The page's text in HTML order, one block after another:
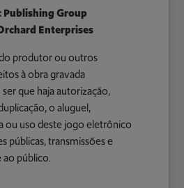
Group
Enterprises
produtor ou outros
à obra gravada
que haja autorização,
o aluguel,
ou uso deste jogo eletrônico
públicas, transmissões e
público.